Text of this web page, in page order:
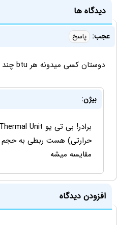
دیدگاه ها
عجب: پاسخ
دوستان کسی میدونه هر btu چند متر مکعب میشه
بیژن:
حرارتی) هست ربطی به حجم
مقایسه میشه
افزودن دیدگاه